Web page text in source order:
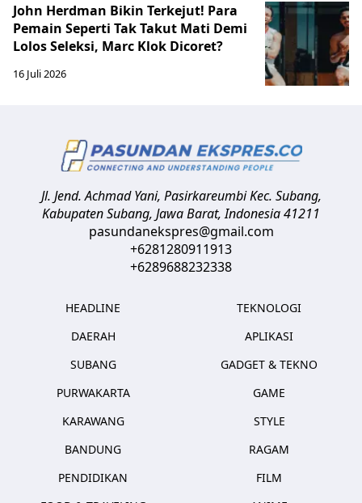
John Herdman Bikin Terkejut! Para
Pemain Seperti Tak Takut Mati Demi
Lolos Seleksi, Marc Klok Dicoret?
16 Juli 2026
Jl. Jend. Achmad Yani, Pasirkareumbi Kec. Subang,
Kabupaten Subang, Jawa Barat,Indonesia41211
pasundanekspres@gmail.com
+6281280911913
+6289688232338
HEADLINE
DAERAH
SUBANG
PURWAKARTA
KARAWANG
BANDUNG
PENDIDIKAN
TEKNOLOGI
APLIKASI
GADGET & TEKNO
GAME
STYLE
RAGAM
FILM